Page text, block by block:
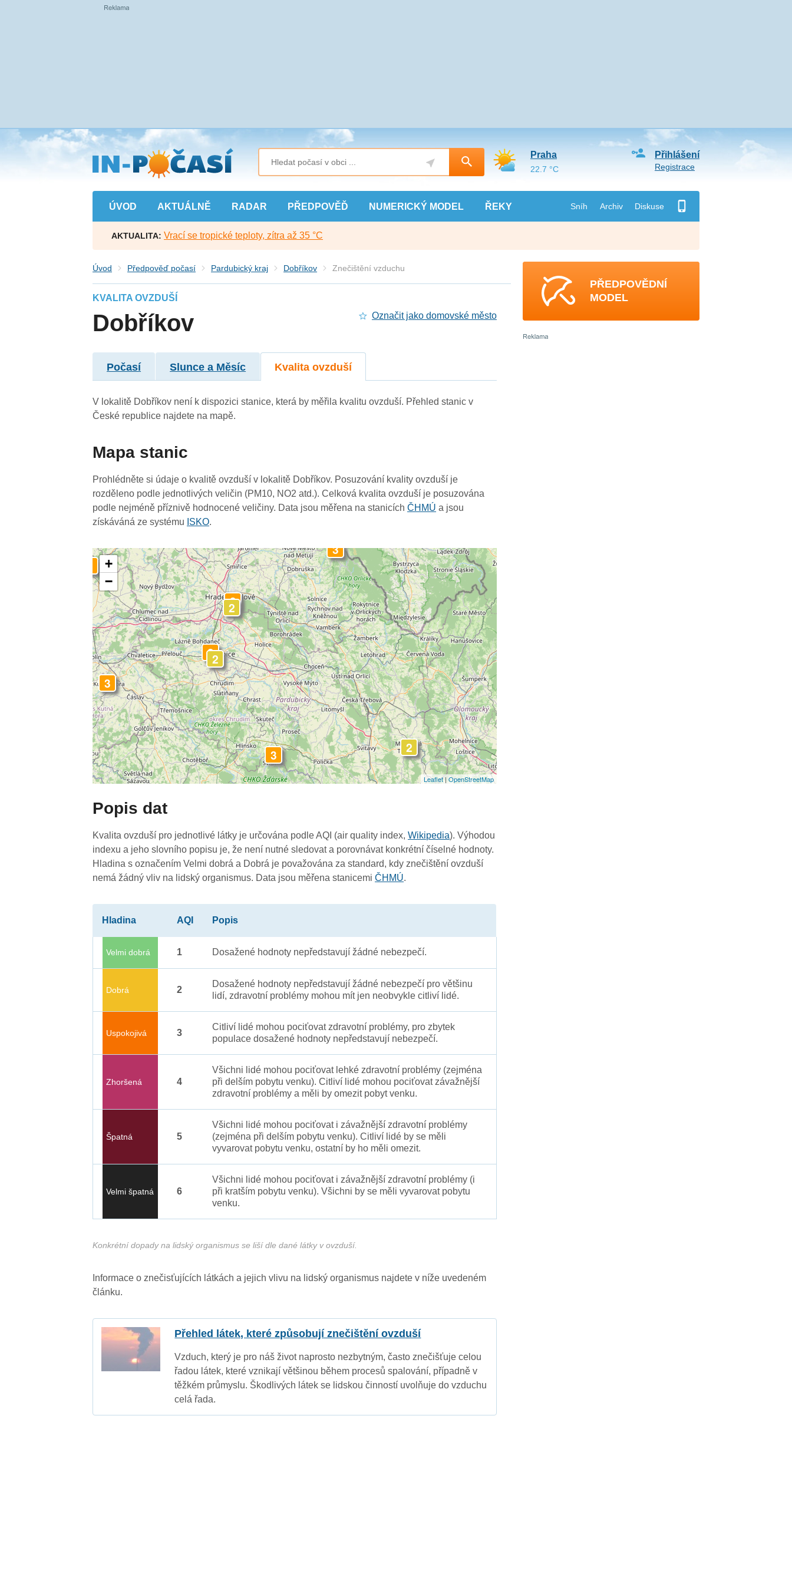
Přejít
na
hlavní
obsah
ÚVOD AKTUÁLNĚ RADAR PŘEDPOVĚĎ NUMERICKÝ MODEL ŘEKY Sníh Archiv Diskuse
Přihlášení
Registrace
Praha
22.7 °C
AKTUALITA: Vrací se tropické teploty, zítra až 35 °C
Úvod Předpověď počasí Pardubický kraj Dobříkov Znečištění vzduchu
KVALITA OVZDUŠÍ
Dobříkov Označit jako domovské město
Počasí Slunce a Měsíc Kvalita ovzduší
V lokalitě Dobříkov není k dispozici stanice, která by měřila kvalitu ovzduší. Přehled stanic v
České republice najdete na mapě.
Mapa stanic
Prohlédněte si údaje o kvalitě ovzduší v lokalitě Dobříkov. Posuzování kvality ovzduší je
rozděleno podle jednotlivých veličin (PM10, NO2 atd.). Celková kvalita ovzduší je posuzována
podle nejméně příznivě hodnocené veličiny. Data jsou měřena na stanicíchČHMÚ a jsou
získáváná ze systému ISKO.
3
2
3
2
3
32
2
3
-
3
2
3
3
+
−
Leaflet| OpenStreetMap
Popis dat
Kvalita ovzduší pro jednotlivé látky je určována podle AQI (air quality index,Wikipedia). Výhodou
indexu a jeho slovního popisu je, že není nutné sledovat a porovnávat konkrétní číselné hodnoty.
Hladina s označením Velmi dobrá a Dobrá je považována za standard, kdy znečištění ovzduší
nemá žádný vliv na lidský organismus. Data jsou měřena stanicemiČHMÚ.
Hladina AQI Popis
Velmi dobrá 1 Dosažené hodnoty nepředstavují žádné nebezpečí.
Dobrá 2
Dosažené hodnoty nepředstavují žádné nebezpečí pro většinu
lidí, zdravotní problémy mohou mít jen neobvykle citliví lidé.
Uspokojivá 3
Citliví lidé mohou pociťovat zdravotní problémy, pro zbytek
populace dosažené hodnoty nepředstavují nebezpečí.
Zhoršená 4
Všichni lidé mohou pociťovat lehké zdravotní problémy (zejména
při delším pobytu venku). Citliví lidé mohou pociťovat závažnější
zdravotní problémy a měli by omezit pobyt venku.
Špatná 5
Všichni lidé mohou pociťovat i závažnější zdravotní problémy
(zejména při delším pobytu venku). Citliví lidé by se měli
vyvarovat pobytu venku, ostatní by ho měli omezit.
Velmi špatná 6
Všichni lidé mohou pociťovat i závažnější zdravotní problémy (i
při kratším pobytu venku). Všichni by se měli vyvarovat pobytu
venku.
Konkrétní dopady na lidský organismus se liší dle dané látky v ovzduší.
Informace o znečisťujících látkách a jejich vlivu na lidský organismus najdete v níže uvedeném
článku.
Přehled látek, které způsobují znečištění ovzduší
Vzduch, který je pro náš život naprosto nezbytným, často znečišťuje celou
řadou látek, které vznikají většinou během procesů spalování, případně v
těžkém průmyslu. Škodlivých látek se lidskou činností uvolňuje do vzduchu
celá řada.
PŘEDPOVĚDNÍ
MODEL